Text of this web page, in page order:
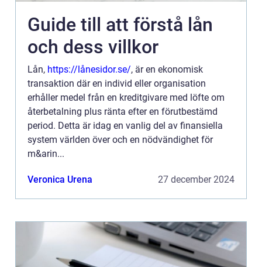
Guide till att förstå lån
och dess villkor
Lån, https://lånesidor.se/, är en ekonomisk
transaktion där en individ eller organisation
erhåller medel från en kreditgivare med löfte om
återbetalning plus ränta efter en förutbestämd
period. Detta är idag en vanlig del av finansiella
system världen över och en nödvändighet för
m&arin...
Veronica Urena 27 december 2024